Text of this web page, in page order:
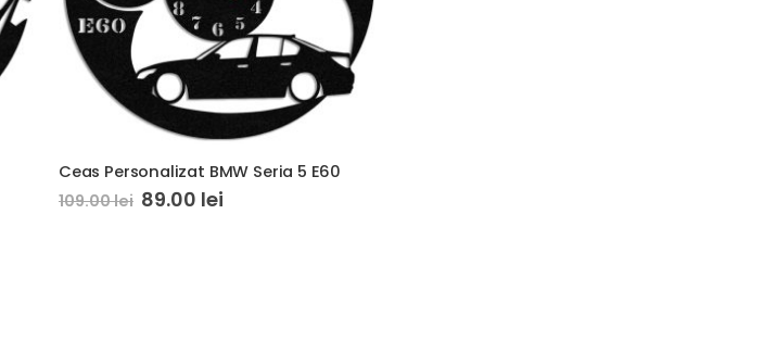
Ceas Personalizat BMW Seria 5 E60
109.00lei 89.00 lei